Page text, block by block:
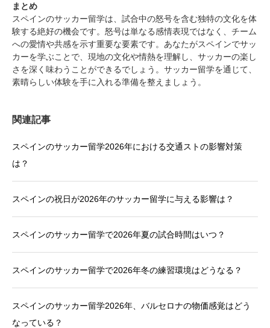
まとめ
スペインのサッカー留学は、試合中の怒号を含む独特の文化を体
験する絶好の機会です。怒号は単なる感情表現ではなく、チーム
への愛情や共感を示す重要な要素です。あなたがスペインでサッ
カーを学ぶことで、現地の文化や情熱を理解し、サッカーの楽し
さを深く味わうことができるでしょう。サッカー留学を通じて、
素晴らしい体験を手に入れる準備を整えましょう。
関連記事
スペインのサッカー留学2026年における交通ストの影響対策
は？
スペインの祝日が2026年のサッカー留学に与える影響は？
スペインのサッカー留学で2026年夏の試合時間はいつ？
スペインのサッカー留学で2026年冬の練習環境はどうなる？
スペインのサッカー留学2026年、バルセロナの物価感覚はどう
なっている？